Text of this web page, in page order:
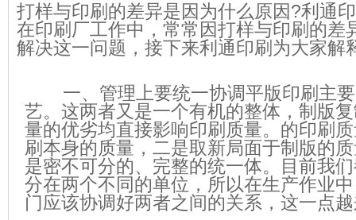
打样与印刷的差异是因为什么原因?利通
在印刷厂工作中，常常因打样与印刷的差
解决这一问题，接下来利通印刷为大家解
一、管理上要统一协调平版印刷主要
艺。这两者又是一个有机的整体，制版
量的优劣均直接影响印刷质量。的印刷
刷本身的质量，二是取新局面于制版的
是密不可分的、完整的统一体。目前我
分在两个不同的单位，所以在生产作业
门应该协调好两者之间的关系，这一点